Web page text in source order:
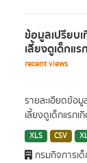
ข้อมูลเปรียบ
เลี้ยงดูเด็กแร
recent views
รายละเอียดข้อ
เลี้ยงดูเด็กแรกเ
XLS CSV
กรมกิจการเด็